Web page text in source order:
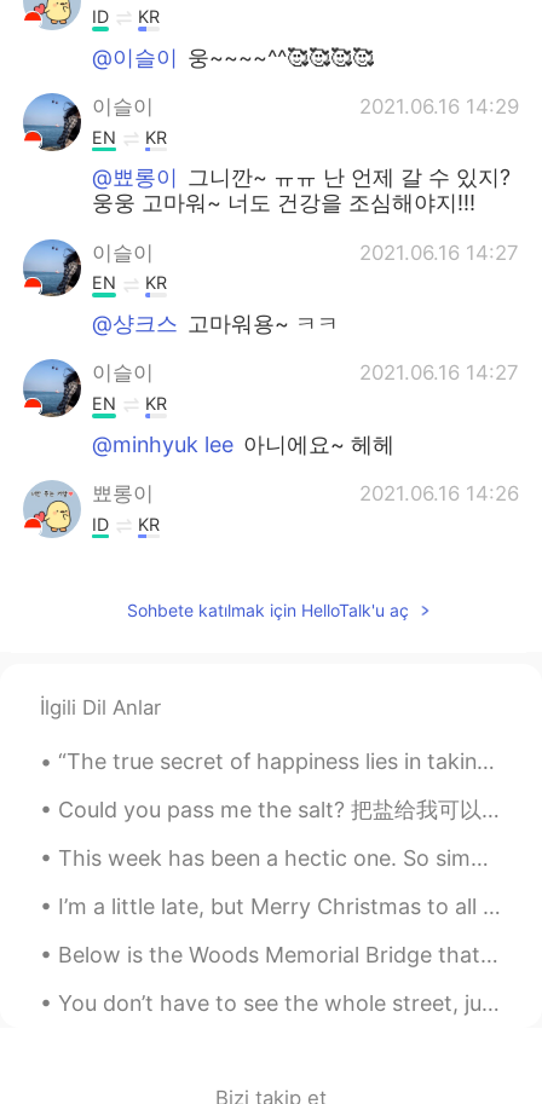
ID KR
@이슬이 웅~~~~^^🥰🥰🥰🥰
이슬이 2021.06.16 14:29
EN KR
@뾰롱이 그니깐~ ㅠㅠ 난 언제 갈 수 있지?
웅웅 고마워~ 너도 건강을 조심해야지!!!
이슬이 2021.06.16 14:27
EN KR
@샹크스 고마워용~ ㅋㅋ
이슬이 2021.06.16 14:27
EN KR
@minhyuk lee 아니에요~ 헤헤
뾰롱이 2021.06.16 14:26
ID KR
귀여워
minhyuk lee 2021.06.16 14:24
@이슬이
EN KR
@뾰롱이ㅠㅠ 언제???? 지금 인도네시아에
@minhyuk lee 아니에요 ㅋㅋㅋ
Sohbete katılmak için HelloTalk'u aç
İlgili Dil Anlar
“The true secret of happiness lies in taking a genuine interest in all the details of daily life....
Could you pass me the salt? 把盐给我可以吗？ Here you go. 给，给你。 Are you ready??? Here we go!! 准备好了？？咱们开始...
This week has been a hectic one. So simple dinner’s are my go to when I’m running short on time. ...
I’m a little late, but Merry Christmas to all my friends out there ☺️😆 I hope you all had a great...
Below is the Woods Memorial Bridge that Forrest Gump ran across in the movie. Also one of the Vic...
You don’t have to see the whole street, just take the first step. I wish that the coming year fi...
Bizi takip et